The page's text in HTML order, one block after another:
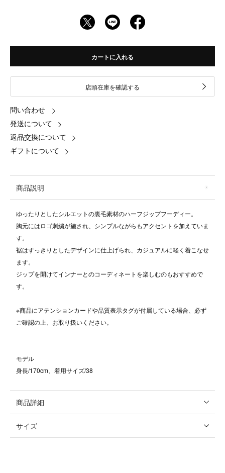
カートに入れる
店頭在庫を確認する
問い合わせ
発送について
返品交換について
ギフトについて
商品説明
ゆったりとしたシルエットの裏毛素材のハーフジップフーディー。
胸元にはロゴ刺繍が施され、シンプルながらもアクセントを加えていま
す。
裾はすっきりとしたデザインに仕上げられ、カジュアルに軽く着こなせ
ます。
ジップを開けてインナーとのコーディネートを楽しむのもおすすめで
す。
※商品にアテンションカードや品質表示タグが付属している場合、必ず
ご確認の上、お取り扱いください。
モデル
身長/170cm、着用サイズ/38
商品詳細
サイズ